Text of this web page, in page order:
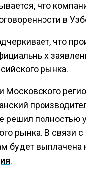
что
в
что
рынка.
Московского
решил полностью
рынка. В связи с
будет выплачена
.